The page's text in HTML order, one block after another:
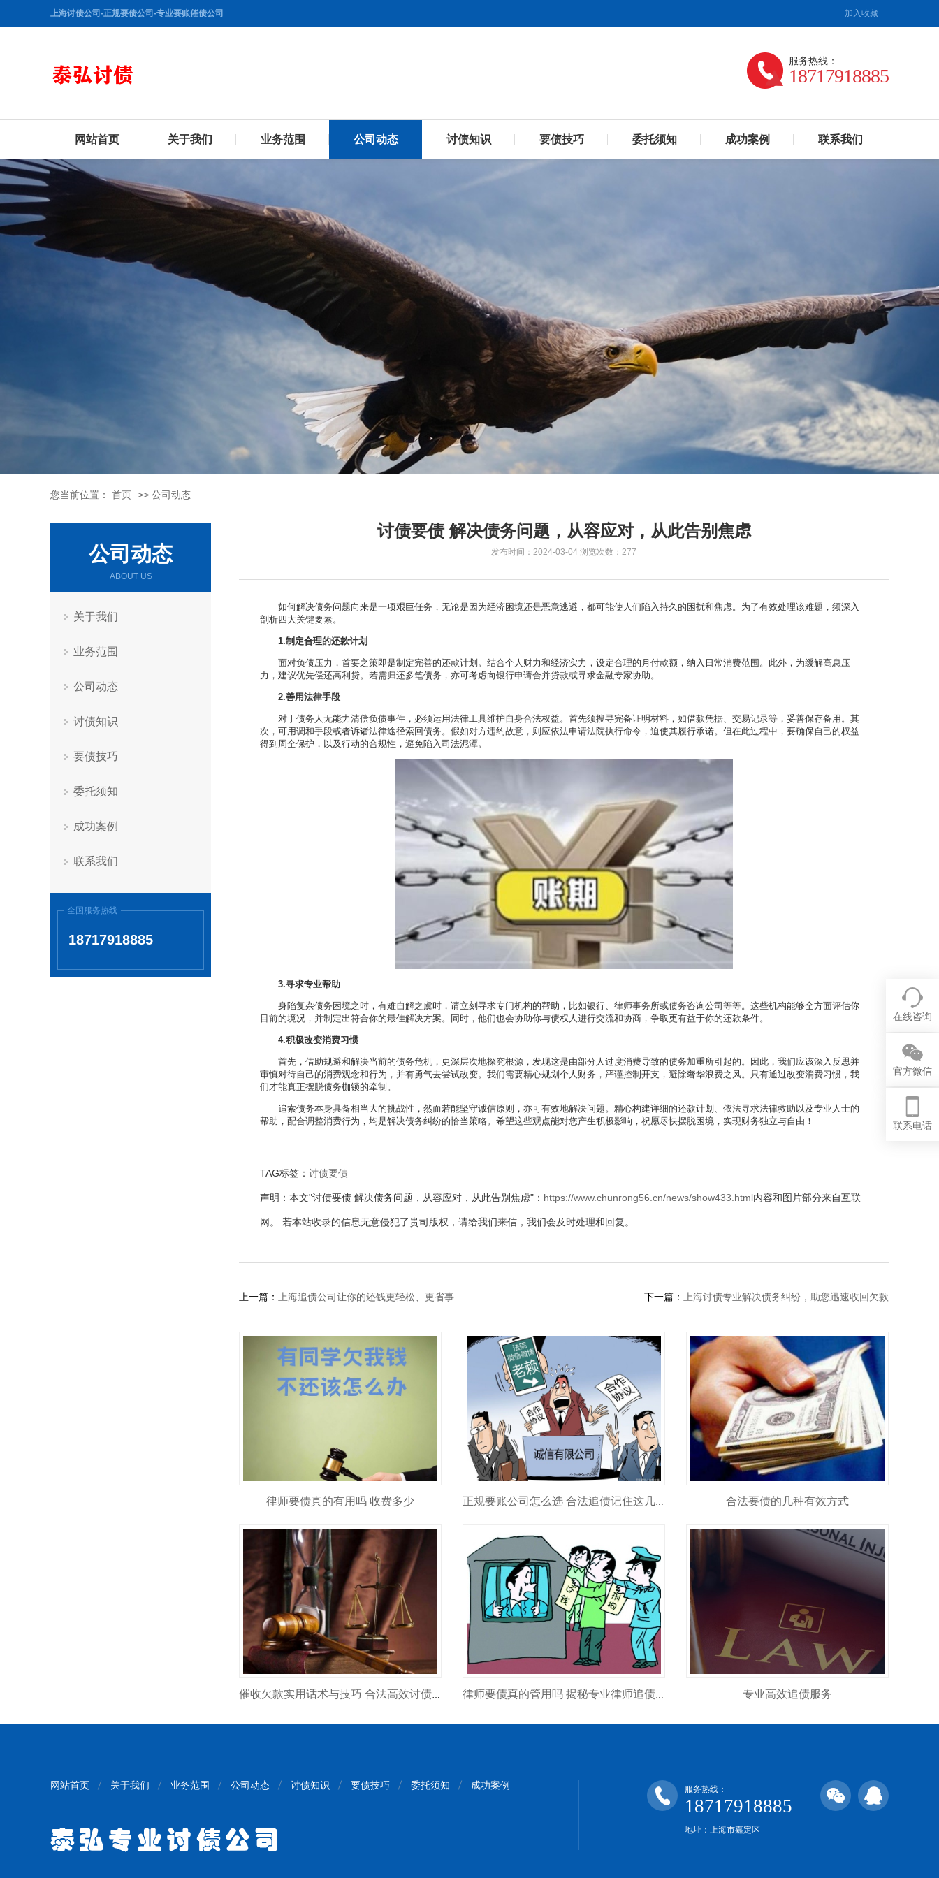
上海讨债公司-正规要债公司-专业要账催债公司 加入收藏
服务热线：
18717918885
网站首页 关于我们 业务范围 公司动态 讨债知识 要债技巧 委托须知 成功案例 联系我们
您当前位置： 首页 >> 公司动态
公司动态
ABOUT US
关于我们
业务范围
公司动态
讨债知识
要债技巧
委托须知
成功案例
联系我们
全国服务热线
18717918885
讨债要债 解决债务问题，从容应对，从此告别焦虑
发布时间：2024-03-04 浏览次数：277
如何解决债务问题向来是一项艰巨任务，无论是因为经济困境还是恶意逃避，都可能使人们陷入持久的困扰和焦虑。为了有效处理该难题，须深入
剖析四大关键要素。
1.制定合理的还款计划
面对负债压力，首要之策即是制定完善的还款计划。结合个人财力和经济实力，设定合理的月付款额，纳入日常消费范围。此外，为缓解高息压
力，建议优先偿还高利贷。若需归还多笔债务，亦可考虑向银行申请合并贷款或寻求金融专家协助。
2.善用法律手段
对于债务人无能力清偿负债事件，必须运用法律工具维护自身合法权益。首先须搜寻完备证明材料，如借款凭据、交易记录等，妥善保存备用。其
次，可用调和手段或者诉诸法律途径索回债务。假如对方违约故意，则应依法申请法院执行命令，迫使其履行承诺。但在此过程中，要确保自己的权益
得到周全保护，以及行动的合规性，避免陷入司法泥潭。
3.寻求专业帮助
身陷复杂债务困境之时，有难自解之虞时，请立刻寻求专门机构的帮助，比如银行、律师事务所或债务咨询公司等等。这些机构能够全方面评估你
目前的境况，并制定出符合你的最佳解决方案。同时，他们也会协助你与债权人进行交流和协商，争取更有益于你的还款条件。
4.积极改变消费习惯
首先，借助规避和解决当前的债务危机，更深层次地探究根源，发现这是由部分人过度消费导致的债务加重所引起的。因此，我们应该深入反思并
审慎对待自己的消费观念和行为，并有勇气去尝试改变。我们需要精心规划个人财务，严谨控制开支，避除奢华浪费之风。只有通过改变消费习惯，我
们才能真正摆脱债务枷锁的牵制。
追索债务本身具备相当大的挑战性，然而若能坚守诚信原则，亦可有效地解决问题。精心构建详细的还款计划、依法寻求法律救助以及专业人士的
帮助，配合调整消费行为，均是解决债务纠纷的恰当策略。希望这些观点能对您产生积极影响，祝愿尽快摆脱困境，实现财务独立与自由！
TAG标签： 讨债要债
声明：本文"讨债要债 解决债务问题，从容应对，从此告别焦虑"： https://www.chunrong56.cn/news/show433.html内容和图片部分来自互联
网。 若本站收录的信息无意侵犯了贵司版权，请给我们来信，我们会及时处理和回复。
上一篇： 上海追债公司让你的还钱更轻松、更省事 下一篇： 上海讨债专业解决债务纠纷，助您迅速收回欠款
律师要债真的有用吗 收费多少 正规要账公司怎么选 合法追债记住这几点 合法要债的几种有效方式
催收欠款实用话术与技巧 合法高效讨债策略 律师要债真的管用吗 揭秘专业律师追债全流程 专业高效追债服务
网站首页 关于我们 业务范围 公司动态 讨债知识 要债技巧 委托须知 成功案例 服务热线：
18717918885
地址：上海市嘉定区
在线咨询
官方微信
联系电话